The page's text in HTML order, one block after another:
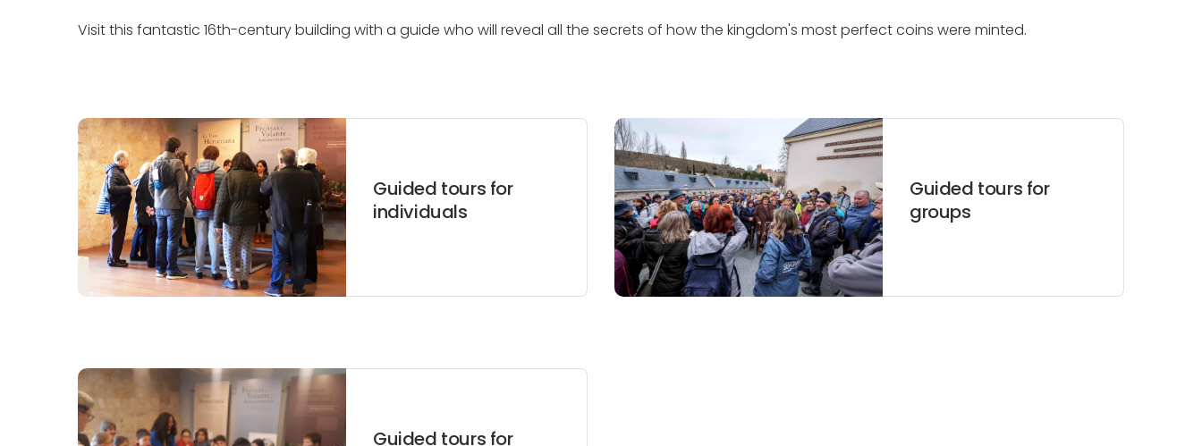
Visit this fantastic 16th-century building with a guide who will reveal all the secrets of how the kingdom's most perfect coins were minted.
Guided tours for
individuals
Guided tours for
groups
Guided tours for